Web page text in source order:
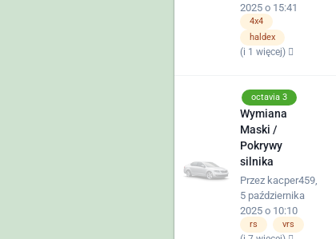
2025 o 15:41
4x4
haldex
(i 1 więcej)
octavia 3
Wymiana
Maski /
Pokrywy
silnika
Przez kacper459,
5 października
2025 o 10:10
rs vrs